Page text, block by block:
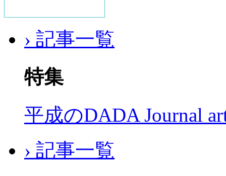
› 記事一覧
特集
平成のDADA Journal
› 記事一覧